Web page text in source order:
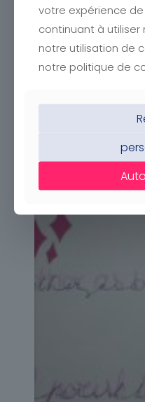
votre expérience de
continuant à
notre utilisation de
notre politique de